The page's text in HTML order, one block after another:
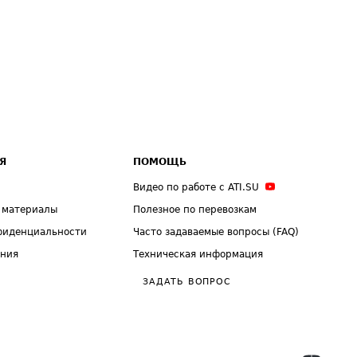
ПОМОЩЬ
Видео по работе с ATI.SU
Полезное по перевозкам
Часто задаваемые вопросы (FAQ)
Техническая информация
ЗАДАТЬ ВОПРОС